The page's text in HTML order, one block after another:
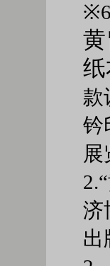
款
钤
展
济
出